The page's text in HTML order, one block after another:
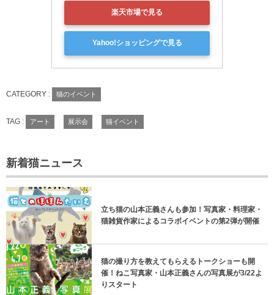
楽天市場で見る
Yahoo!ショッピングで見る
CATEGORY : 猫のイベント
TAG : アート 展示会 猫イベント
新着猫ニュース
立ち猫の山本正義さんも参加！写真家・料理家・
猫雑貨作家によるコラボイベントの第2弾が開催
猫の撮り方を教えてもらえるトークショーも開
催！ねこ写真家・山本正義さんの写真展が3/22よ
りスタート